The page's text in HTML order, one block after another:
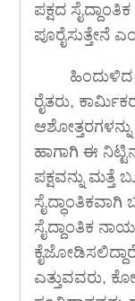
ಪಕ್ಷದ
ಪೂರೈಸುತ್ತೇನೆ
ಹಿಂದುಳಿದ
ರೈತರು,
ಹಾಗಾಗಿ ಈ
ಪಕ್ಷವನ್ನು
ಸೈದ್ದಾಂತಿಕ
ಎತ್ತುವವರು,